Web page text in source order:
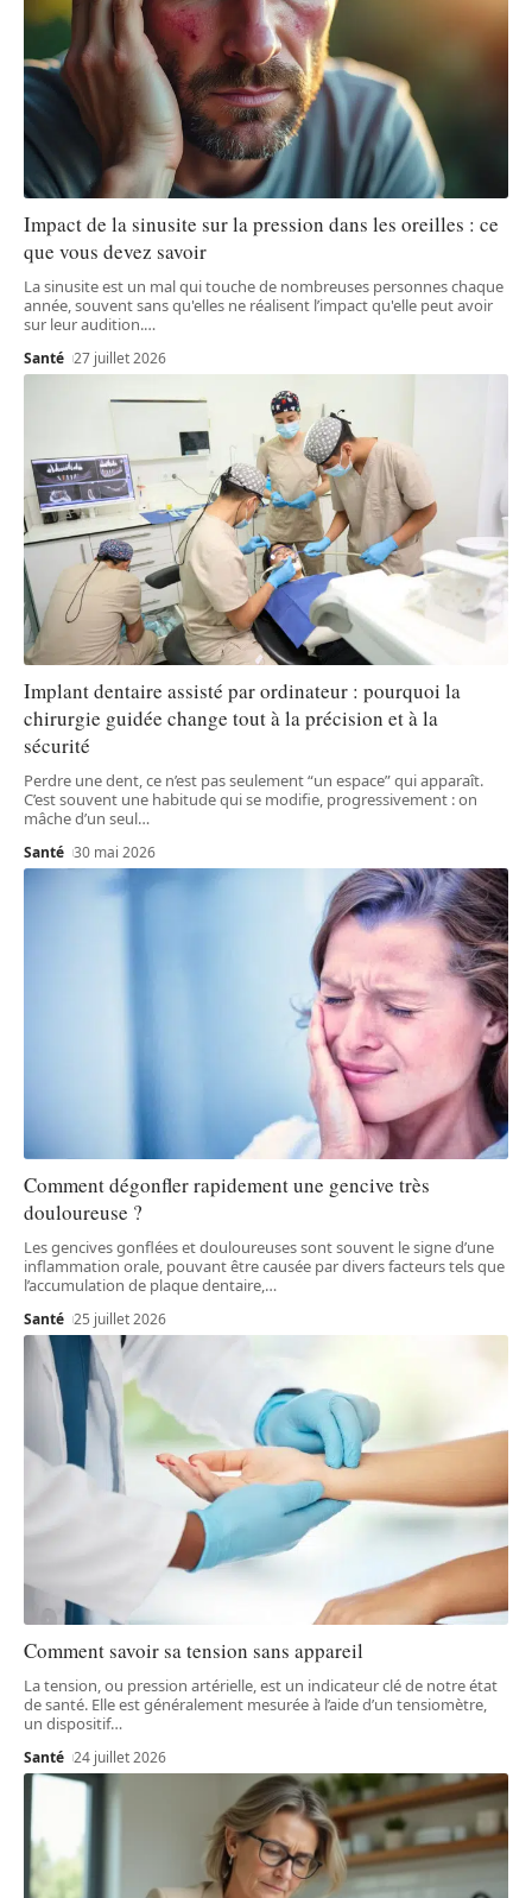
Impact de la sinusite sur la pression dans les oreilles : ce
que vous devez savoir
La sinusite est un mal qui touche de nombreuses personnes chaque
année, souvent sans qu'elles ne réalisent l’impact qu'elle peut avoir
sur leur audition.…
Santé 27 juillet 2026
Implant dentaire assisté par ordinateur : pourquoi la
chirurgie guidée change tout à la précision et à la
sécurité
Perdre une dent, ce n’est pas seulement “un espace” qui apparaît.
C’est souvent une habitude qui se modifie, progressivement : on
mâche d’un seul…
Santé 30 mai 2026
Comment dégonfler rapidement une gencive très
douloureuse ?
Les gencives gonflées et douloureuses sont souvent le signe d’une
inflammation orale, pouvant être causée par divers facteurs tels que
l’accumulation de plaque dentaire, …
Santé 25 juillet 2026
Comment savoir sa tension sans appareil
La tension, ou pression artérielle, est un indicateur clé de notre état
de santé. Elle est généralement mesurée à l’aide d’un tensiomètre,
un dispositif…
Santé 24 juillet 2026